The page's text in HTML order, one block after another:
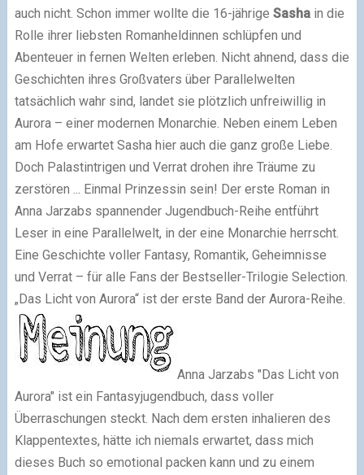
auch nicht. Schon immer wollte die 16-jährige Sashain die
Rolle ihrer liebsten Romanheldinnen schlüpfen und
Abenteuer in fernen Welten erleben. Nicht ahnend, dass die
Geschichten ihres Großvaters über Parallelwelten
tatsächlich wahr sind, landet sie plötzlich unfreiwillig in
Aurora – einer modernen Monarchie. Neben einem Leben
am Hofe erwartet Sasha hier auch die ganz große Liebe.
Doch Palastintrigen und Verrat drohen ihre Träume zu
zerstören ... Einmal Prinzessin sein! Der erste Roman in
Anna Jarzabs spannender Jugendbuch-Reihe entführt
Leser in eine Parallelwelt, in der eine Monarchie herrscht.
Eine Geschichte voller Fantasy, Romantik, Geheimnisse
und Verrat – für alle Fans der Bestseller-Trilogie Selection.
„Das Licht von Aurora“ ist der erste Band der Aurora-Reihe.
Anna Jarzabs "Das Licht von
Aurora" ist ein Fantasyjugendbuch, dass voller
Überraschungen steckt. Nach dem ersten inhalieren des
Klappentextes, hätte ich niemals erwartet, dass mich
dieses Buch so emotional packen kann und zu einem